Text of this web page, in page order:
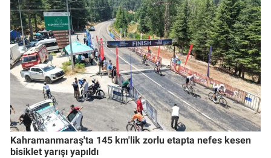
Kahramanmaraş'ta 145 km'lik zorlu etapta nefes kesen
bisiklet yarışı yapıldı